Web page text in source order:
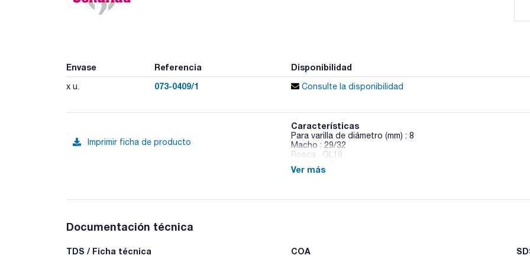
Envase Referencia Disponibilidad
x u. 073-0409/1 Consulte la disponibilidad
Imprimir ficha de producto
Características
Para varilla de diámetro (mm) : 8
Macho : 29/32
Rosca : GL18
Ver más
Documentación técnica
TDS / Ficha técnica COA